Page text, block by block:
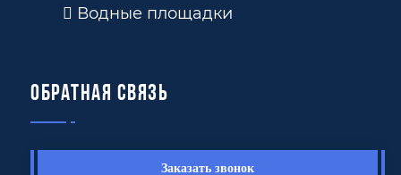
Водные площадки
Обратная связь
Заказать звонок